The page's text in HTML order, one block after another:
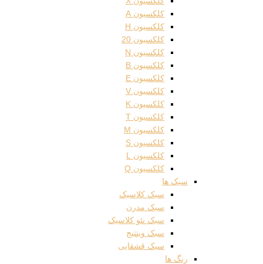
کلکسیون A
کلکسیون H
کلکسیون 20
کلکسیون N
کلکسیون B
کلکسیون E
کلکسیون V
کلکسیون K
کلکسیون T
کلکسیون M
کلکسیون S
کلکسیون L
کلکسیون Q
سبک ها
سبک کلاسیک
سبک مدرن
سبک نئو کلاسیک
سبک وینتیج
سبک قشقایی
رنگ ها